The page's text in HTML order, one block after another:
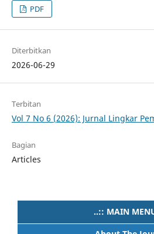
PDF
Diterbitkan
2026-06-29
Terbitan
Vol 7 No 6 (2026): Jurnal Lingkar
Bagian
Articles
..:: MAIN